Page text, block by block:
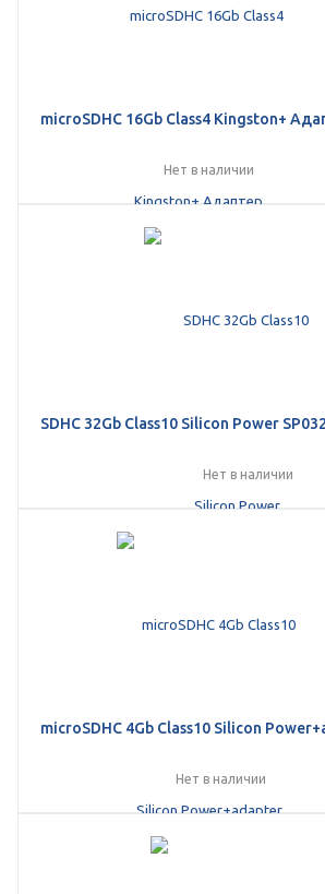
microSDHC 16Gb Class4 Kingston+
Нет в наличии
SDHC 32Gb Class10 Silicon Power
Нет в наличии
microSDHC 4Gb Class10 Silicon
Нет в наличии